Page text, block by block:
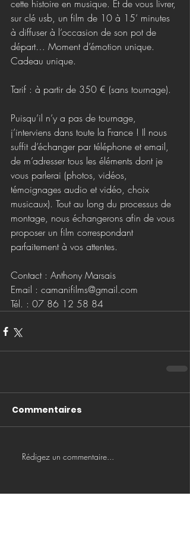
cette histoire en musique. Et de vous livrer,
sur clé usb, un film de 10 à 15’ minutes
à diffuser à l’occasion de son pot de
départ… Moment d’émotion unique.
Cadeau unique.
Tarif : à partir de 350 € (sans tournage).
Puisqu’il n’y a pas de tournage,
j’interviens dans toute la France ! Il nous
suffit d’échanger par téléphone et email,
de m’adresser tous les éléments dont je
vous parlerai (photos, vidéos,
témoignages audio et vidéo, choix
musicaux). Tout au long du processus de
montage, nous échangerons afin de vous
proposer un film correspondant
parfaitement à vos attentes.
Contact : Anthony Marsais
Email : camanifilms@gmail.com
Tél. : 07 86 12 58 84
Commentaires
Rédigez un commentaire...